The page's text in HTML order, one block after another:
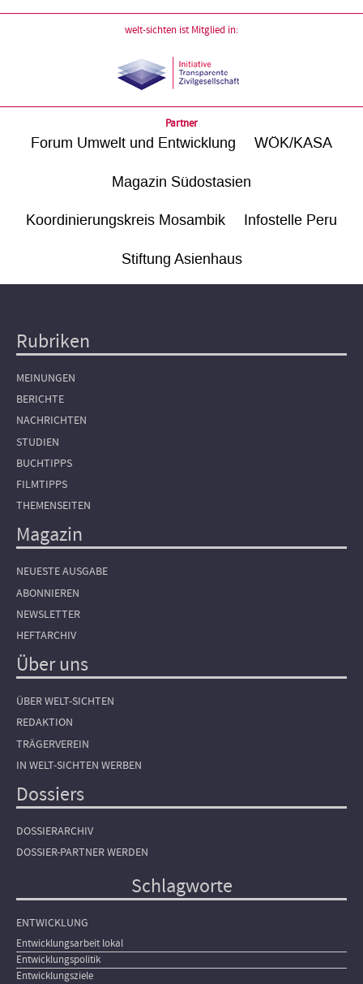
welt-sichten ist Mitglied in:
Partner
Forum Umwelt und Entwicklung WÖK/KASA
Magazin Südostasien
Koordinierungskreis Mosambik Infostelle Peru
Stiftung Asienhaus
Hauptnavigation
Rubriken
MEINUNGEN
BERICHTE
NACHRICHTEN
STUDIEN
BUCHTIPPS
FILMTIPPS
THEMENSEITEN
Magazin
NEUESTE AUSGABE
ABONNIEREN
NEWSLETTER
HEFTARCHIV
Über uns
ÜBER WELT-SICHTEN
REDAKTION
TRÄGERVEREIN
IN WELT-SICHTEN WERBEN
Dossiers
DOSSIERARCHIV
DOSSIER-PARTNER WERDEN
Schlagworte
ENTWICKLUNG
Entwicklungsarbeit lokal
Entwicklungspolitik
Entwicklungsziele